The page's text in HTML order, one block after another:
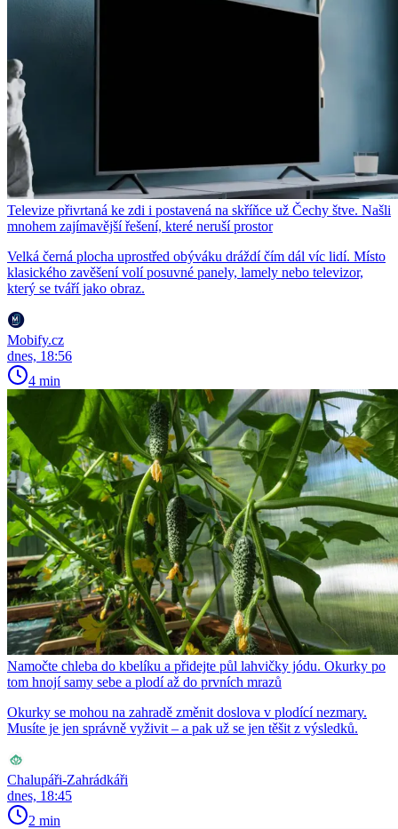
Televize přivrtaná ke zdi i postavená na skříňce už Čechy štve. Našli
mnohem zajímavější řešení, které neruší prostor
Velká černá plocha uprostřed obýváku dráždí čím dál víc lidí. Místo
klasického zavěšení volí posuvné panely, lamely nebo televizor,
který se tváří jako obraz.
Mobify.cz
dnes, 18:56
4 min
Namočte chleba do kbelíku a přidejte půl lahvičky jódu. Okurky po
tom hnojí samy sebe a plodí až do prvních mrazů
Okurky se mohou na zahradě změnit doslova v plodící nezmary.
Musíte je jen správně vyživit – a pak už se jen těšit z výsledků.
Chalupáři-Zahrádkáři
dnes, 18:45
2 min